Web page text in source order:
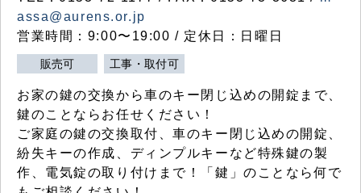
assa@aurens.or.jp
営業時間：9:00〜19:00 / 定休日：日曜日
販売可 工事・取付可
お家の鍵の交換から車のキー閉じ込めの開錠まで、
鍵のことならお任せください！
ご家庭の鍵の交換取付、車のキー閉じ込めの開錠、
紛失キーの作成、ディンプルキーなど特殊鍵の製
作、電気錠の取り付けまで！「鍵」のことなら何で